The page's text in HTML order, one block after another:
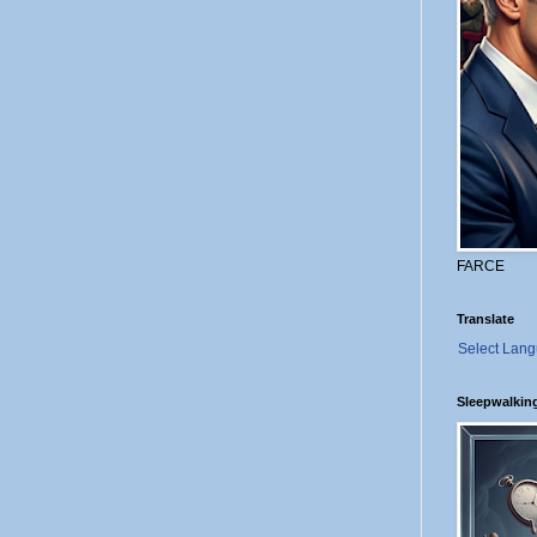
FARCE
Translate
Select